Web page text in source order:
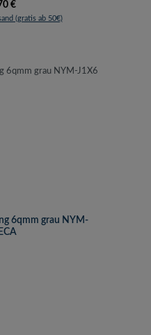
Preis:
€
(gratis ab 50€)
6qmm grau NYM-